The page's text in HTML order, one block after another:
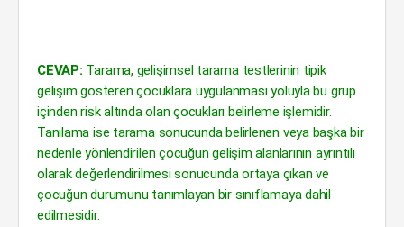
CEVAP: Tarama, gelişimsel tarama testlerinin tipik
gelişim gösteren çocuklara uygulanması yoluyla bu grup
içinden risk altında olan çocukları belirleme işlemidir.
Tanılama ise tarama sonucunda belirlenen veya başka bir
nedenle yönlendirilen çocuğun gelişim alanlarının ayrıntılı
olarak değerlendirilmesi sonucunda ortaya çıkan ve
çocuğun durumunu tanımlayan bir sınıflamaya dahil
edilmesidir.